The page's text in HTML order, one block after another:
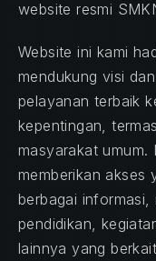
website resmi
Website ini kami
mendukung visi
pelayanan terbaik
kepentingan,
masyarakat umum.
memberikan akses
berbagai
pendidikan,
lainnya yang